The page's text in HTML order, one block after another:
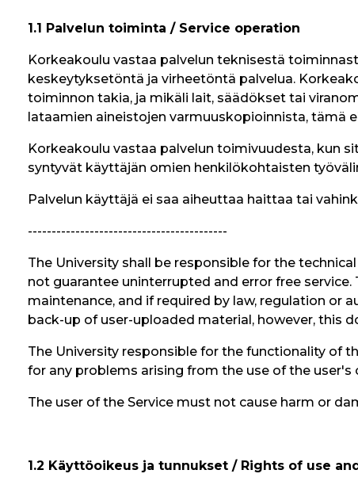
1.1 Palvelun toiminta / Service operation
Korkeakoulu vastaa palvelun teknisestä
keskeytyksetöntä ja virheetöntä palvelua.
toiminnon takia, ja mikäli lait, säädökset tai
lataamien aineistojen varmuuskopioinnista, tämä
Korkeakoulu vastaa palvelun toimivuudesta, kun
syntyvät käyttäjän omien henkilökohtaisten
Palvelun käyttäjä ei saa aiheuttaa haittaa tai
------------------------------------------
The University shall be responsible for the
not guarantee uninterrupted and error free
maintenance, and if required by law, regulation or
back-up of user-uploaded material, however, this
The University responsible for the functionality of
for any problems arising from the use of the user's
The user of the Service must not cause harm or
1.2 Käyttöoikeus ja tunnukset / Rights of use